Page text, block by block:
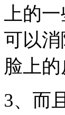
上的
可以
脸上的
3、而